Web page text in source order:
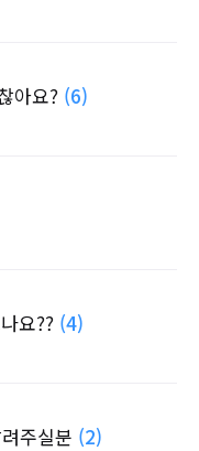
아요? (6)
요?? (4)
주실분 (2)